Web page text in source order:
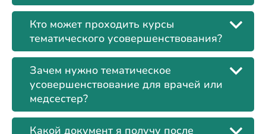
Кто может проходить курсы
тематического усовершенствования?
Зачем нужно тематическое
усовершенствование для врачей или
медсестер?
Какой документ я получу после